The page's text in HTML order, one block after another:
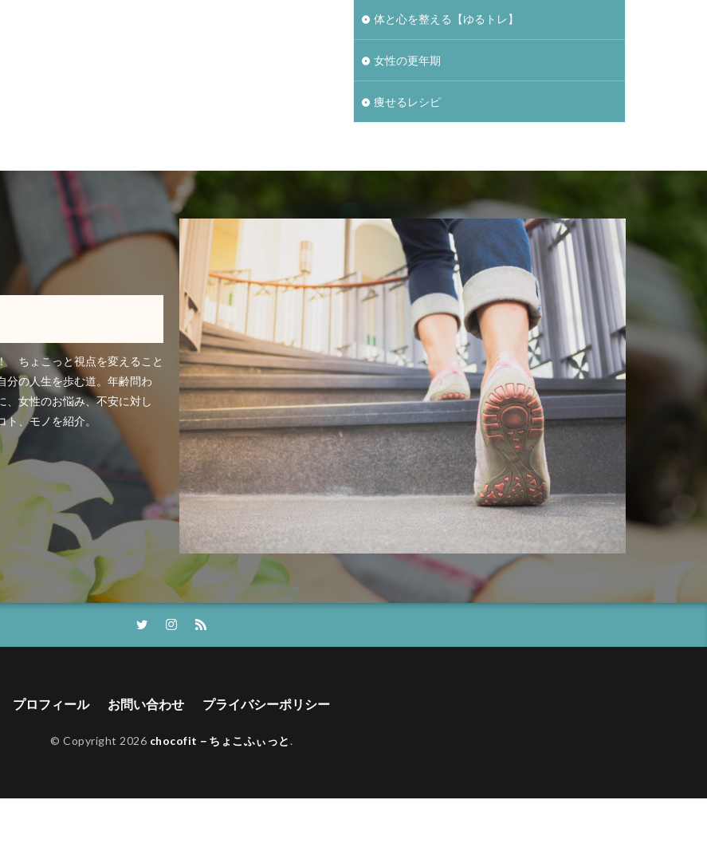
体と心を整える【ゆるトレ】
女性の更年期
痩せるレシピ
ちょこっと視点を変えること
分の人生を歩む道。年齢問わ
、女性のお悩み、不安に対し
、モノを紹介。
プロフィール お問い合わせ プライバシーポリシー
© Copyright 2026 chocofit－ちょこふぃっと.